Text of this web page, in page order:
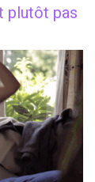
plutôt pas